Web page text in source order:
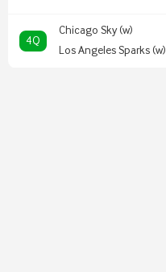
4Q
Chicago Sky (w)
Los Angeles Sparks (w)